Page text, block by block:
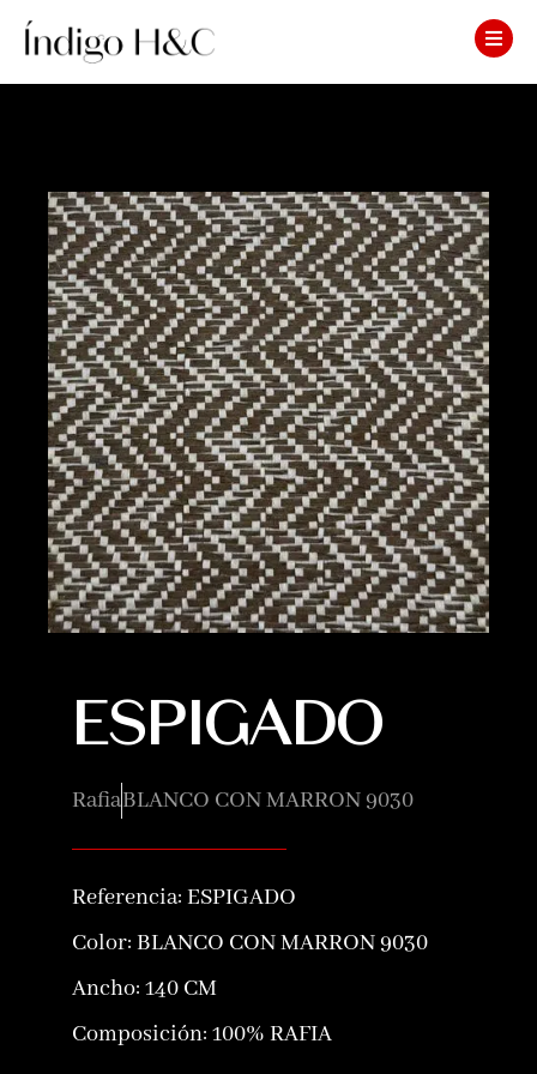
ESPIGADO
RafiaBLANCO CON MARRON 9030
Referencia: ESPIGADO
Color: BLANCO CON MARRON 9030
Ancho: 140 CM
Composición: 100% RAFIA